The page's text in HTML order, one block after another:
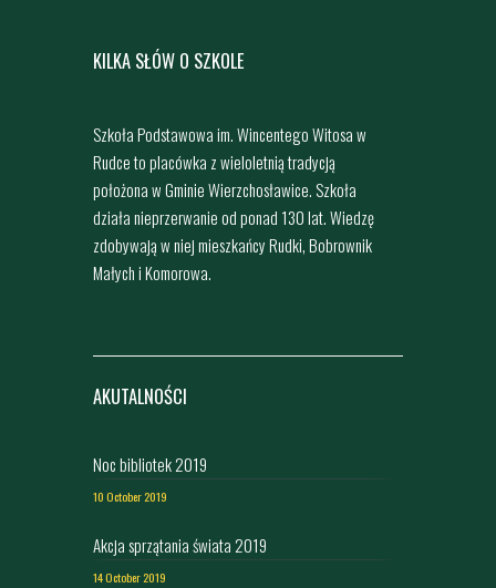
KILKA SŁÓW O SZKOLE
Szkoła Podstawowa im. Wincentego Witosa w
Rudce to placówka z wieloletnią tradycją
położona w Gminie Wierzchosławice. Szkoła
działa nieprzerwanie od ponad 130 lat. Wiedzę
zdobywają w niej mieszkańcy Rudki, Bobrownik
Małych i Komorowa.
AKUTALNOŚCI
Noc bibliotek 2019
10 October 2019
Akcja sprzątania świata 2019
14 October 2019